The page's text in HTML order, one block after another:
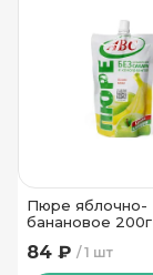
Пюре яблочно-
банановое
1 шт
84 ₽